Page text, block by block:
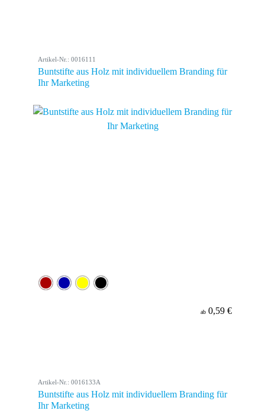
Artikel-Nr.: 0016111
Buntstifte aus Holz mit individuellem Branding für
Ihr Marketing
ab 0,59 €
Artikel-Nr.: 0016133A
Buntstifte aus Holz mit individuellem Branding für
Ihr Marketing